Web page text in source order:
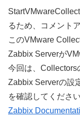
るため、コメント
このVMware
Zabbix Serverが
今回は、Collectors
Zabbix Serverの設
を確認してください
Zabbix